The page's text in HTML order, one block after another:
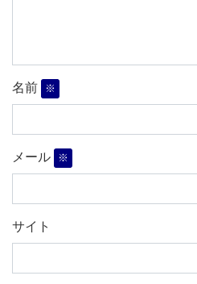
名前 ※
メール ※
サイト